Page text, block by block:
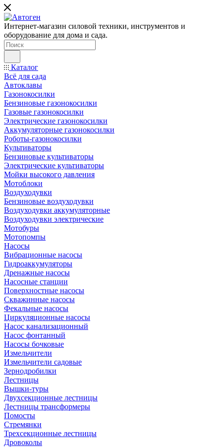
Интернет-магазин силовой техники, инструментов и
оборудование для дома и сада.
Каталог
Всё для сада
Автоклавы
Газонокосилки
Бензиновые газонокосилки
Газовые газонокосилки
Электрические газонокосилки
Аккумуляторные газонокосилки
Роботы-газонокосилки
Культиваторы
Бензиновые культиваторы
Электрические культиваторы
Мойки высокого давления
Мотоблоки
Воздуходувки
Бензиновые воздуходувки
Воздуходувки аккумуляторные
Воздуходувки электрические
Мотобуры
Мотопомпы
Насосы
Вибрационные насосы
Гидроаккумуляторы
Дренажные насосы
Насосные станции
Поверхностные насосы
Скважинные насосы
Фекальные насосы
Циркуляционные насосы
Насос канализационный
Насос фонтанный
Насосы бочковые
Измельчители
Измельчители садовые
Зернодробилки
Лестницы
Вышки-туры
Двухсекционные лестницы
Лестницы трансформеры
Помосты
Стремянки
Трехсекционные лестницы
Дровоколы